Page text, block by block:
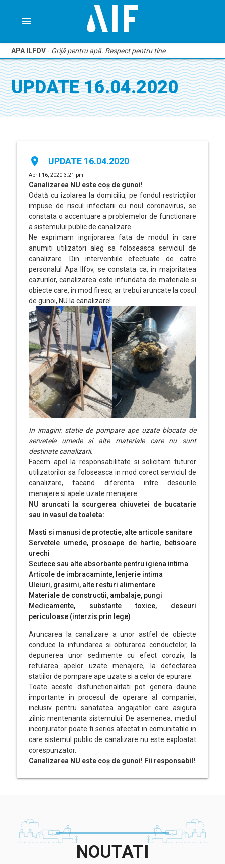
menu
APA ILFOV - Grijă pentru apă. Respect pentru tine
UPDATE 16.04.2020
place UPDATE 16.04.2020
April 16, 2020 3:21 pm
Canalizarea NU este coș de gunoi!
Odată cu izolarea la domiciliu, pe fondul restricțiilor
impuse de riscul infectarii cu noul coronavirus, se
constata o accentuare a problemelor de functionare
a sistemului public de canalizare.
Ne exprimam ingrijorarea fata de modul in care
anumiti utilizatori aleg sa foloseasca serviciul de
canalizare. Din interventiile efectuate de catre
personalul Apa Ilfov, se constata ca, in majoritatea
cazurilor, canalizarea este infundata de materiale si
obiecte care, in mod firesc, ar trebui aruncate la cosul
de gunoi, NU la canalizare!
In imagini: statie de pompare ape uzate blocata de
servetele umede si alte materiale care nu sunt
destinate canalizarii.
Facem apel la responsabilitate si solicitam tuturor
utilizatorilor sa foloseasca in mod corect serviciul de
canalizare, facand diferenta intre deseurile
menajere si apele uzate menajere.
NU aruncati la scurgerea chiuvetei de bucatarie
sau in vasul de toaleta:
Masti si manusi de protectie, alte articole sanitare
Servetele umede, prosoape de hartie, betisoare
urechi
Scutece sau alte absorbante pentru igiena intima
Articole de imbracaminte, lenjerie intima
Uleiuri, grasimi, alte resturi alimentare
Materiale de constructii, ambalaje, pungi
Medicamente, substante toxice, deseuri
periculoase (interzis prin lege)
Aruncarea la canalizare a unor astfel de obiecte
conduce la infundarea si obturarea conductelor, la
depunerea unor sedimente cu efect coroziv, la
refularea apelor uzate menajere, la defectarea
statiilor de pompare ape uzate si a celor de epurare.
Toate aceste disfunctionalitati pot genera daune
importante in procesul de operare al companiei,
inclusiv pentru sanatatea angajatilor care asigura
zilnic mentenanta sistemului. De asemenea, mediul
inconjurator poate fi serios afectat in comunitatile in
care sistemul public de canalizare nu este exploatat
corespunzator.
Canalizarea NU este coș de gunoi! Fii responsabil!
NOUTATI